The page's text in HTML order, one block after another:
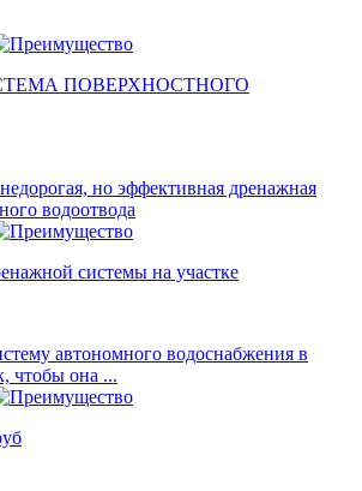
ПОВЕРХНОСТНОГО
но эффективная дренажная
водоотвода
системы на участке
автономного водоснабжения в
чтобы она ...